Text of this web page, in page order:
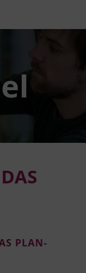
für gelingendes
PLAN­